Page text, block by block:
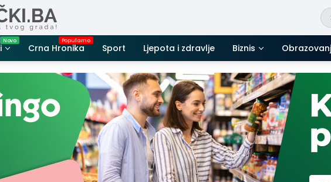
Crna Hronika Sport Ljepota i zdravlje Biznis